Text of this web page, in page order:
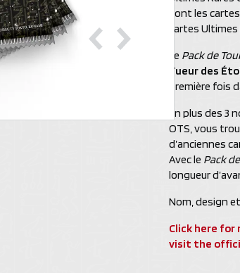
sont les
cartes
Le Pack de
Tueur des
première fois
En plus des
OTS, vous
d’anciennes
Avec le Pack
longueur
Nom, design
Click here for
visit the